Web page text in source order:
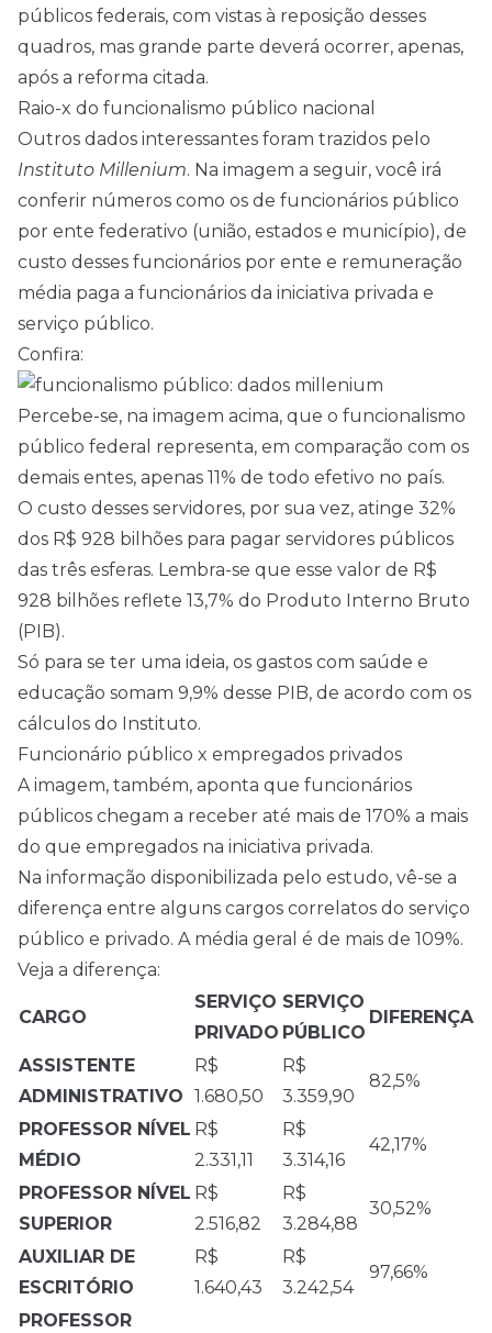
públicos federais, com vistas à reposição desses
quadros, mas grande parte deverá ocorrer, apenas,
após a reforma citada.
Raio-x do funcionalismo público nacional
Outros dados interessantes foram trazidos pelo
Instituto Millenium. Na imagem a seguir, você irá
conferir números como os de funcionários público
por ente federativo (união, estados e município), de
custo desses funcionários por ente e remuneração
média paga a funcionários da iniciativa privada e
serviço público.
Confira:
Percebe-se, na imagem acima, que o funcionalismo
público federal representa, em comparação com os
demais entes, apenas 11% de todo efetivo no país.
O custo desses servidores, por sua vez, atinge 32%
dos R$ 928 bilhões para pagar servidores públicos
das três esferas. Lembra-se que esse valor de R$
928 bilhões reflete 13,7% do Produto Interno Bruto
(PIB).
Só para se ter uma ideia, os gastos com saúde e
educação somam 9,9% desse PIB, de acordo com os
cálculos do Instituto.
Funcionário público x empregados privados
A imagem, também, aponta que funcionários
públicos chegam a receber até mais de 170% a mais
do que empregados na iniciativa privada.
Na informação disponibilizada pelo estudo, vê-se a
diferença entre alguns cargos correlatos do serviço
público e privado. A média geral é de mais de 109%.
Veja a diferença:
CARGO
SERVIÇO
PRIVADO
SERVIÇO
PÚBLICO
DIFERENÇA
ASSISTENTE
ADMINISTRATIVO
R$
1.680,50
R$
3.359,90
82,5%
PROFESSOR NÍVEL
MÉDIO
R$
2.331,11
R$
3.314,16
42,17%
PROFESSOR NÍVEL
SUPERIOR
R$
2.516,82
R$
3.284,88
30,52%
AUXILIAR DE
ESCRITÓRIO
R$
1.640,43
R$
3.242,54
97,66%
PROFESSOR